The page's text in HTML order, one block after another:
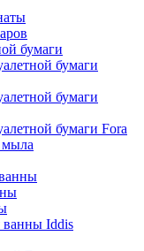
бумаги
бумаги
бумаги
бумаги Fora
мыла
Iddis